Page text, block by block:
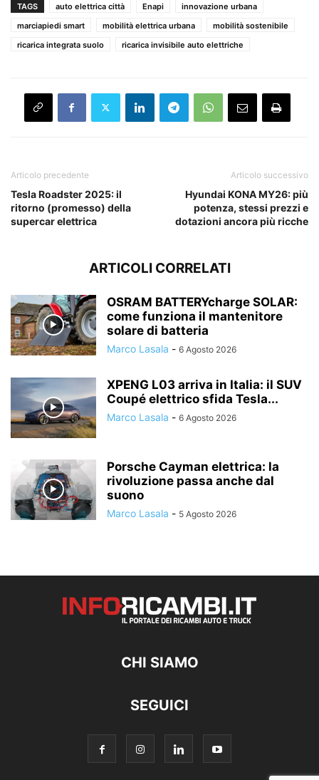
TAGS auto elettrica città Enapi
innovazione urbana
marciapiedi smart
mobilità elettrica urbana
mobilità sostenibile
ricarica integrata suolo
ricarica invisibile auto elettriche
Articolo precedente
Tesla Roadster 2025: il
ritorno (promesso) della
supercar elettrica
Articolo successivo
Hyundai KONA MY26: più
potenza, stessi prezzi e
dotazioni ancora più ricche
ARTICOLI CORRELATI
OSRAM BATTERYcharge SOLAR:
come funziona il mantenitore
solare di batteria
Marco Lasala - 6 Agosto 2026
XPENG L03 arriva in Italia: il SUV
Coupé elettrico sfida Tesla...
Marco Lasala - 6 Agosto 2026
Porsche Cayman elettrica: la
rivoluzione passa anche dal
suono
Marco Lasala - 5 Agosto 2026
CHI SIAMO
SEGUICI